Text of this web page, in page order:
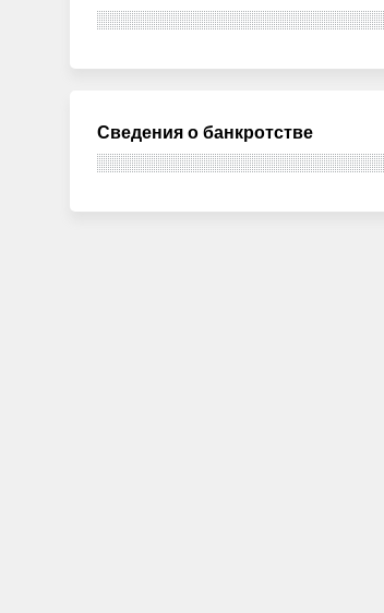
Сведения о банкротстве